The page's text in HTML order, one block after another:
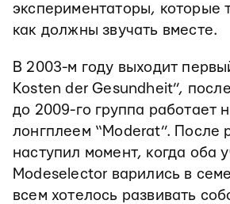
экспериментаторы, которые
как должны звучать вместе.
В 2003-м году выходит
Kosten der Gesundheit”,
до 2009-го группа работает
лонгплеем “Moderat”. После
наступил момент, когда оба
Modeselector варились в
всем хотелось развивать